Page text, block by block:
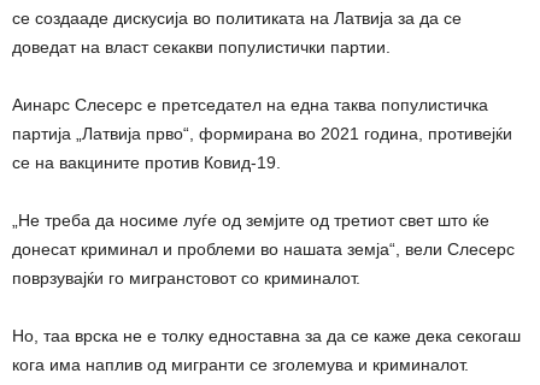
се создааде дискусија во политиката на Латвија за да се
доведат на власт секакви популистички партии.
Аинарс Слесерс е претседател на една таква популистичка
партија „Латвија прво“, формирана во 2021 година, противејќи
се на вакцините против Ковид-19.
„Не треба да носиме луѓе од земјите од третиот свет што ќе
донесат криминал и проблеми во нашата земја“, вели Слесерс
поврзувајќи го мигранстовот со криминалот.
Но, таа врска не е толку едноставна за да се каже дека секогаш
кога има наплив од мигранти се зголемува и криминалот.